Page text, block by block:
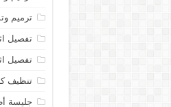
ترميم
تفصيل
تفصيل
تنظيف
جليسة